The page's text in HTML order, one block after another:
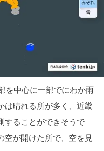
を中心に一部でにわか雨
は晴れる所が多く、近畿
することができそうで
空が開けた所で、空を見